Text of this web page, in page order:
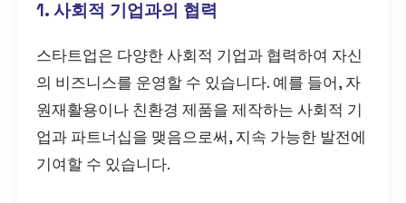
1. 사회적 기업과의 협력
스타트업은 다양한 사회적 기업과 협력하여 자신
의 비즈니스를 운영할 수 있습니다. 예를 들어, 자
원재활용이나 친환경 제품을 제작하는 사회적 기
업과 파트너십을 맺음으로써, 지속 가능한 발전에
기여할 수 있습니다.